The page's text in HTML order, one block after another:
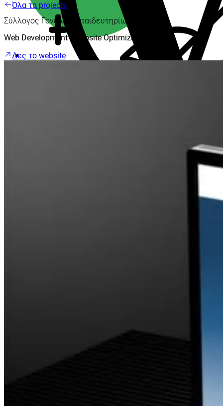
Όλα τα projects
Σύλλογος Γονέων Εκπαιδευτηρίων Γείτονα
Web Development | Website Optimization
Δες το website